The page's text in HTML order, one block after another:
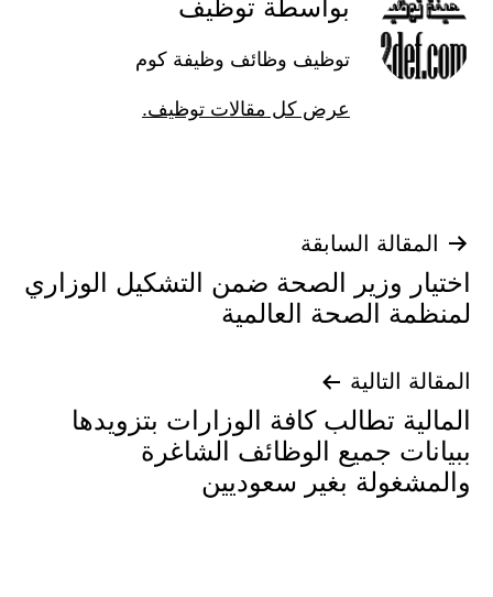
بواسطة توظيف
توظيف وظائف وظيفة كوم
عرض كل مقالات توظيف.
تصفّح
المقالات
المقالة السابقة
اختيار وزير الصحة ضمن التشكيل الوزاري
لمنظمة الصحة العالمية
المقالة التالية
المالية تطالب كافة الوزارات بتزويدها
ببيانات جميع الوظائف الشاغرة
والمشغولة بغير سعوديين